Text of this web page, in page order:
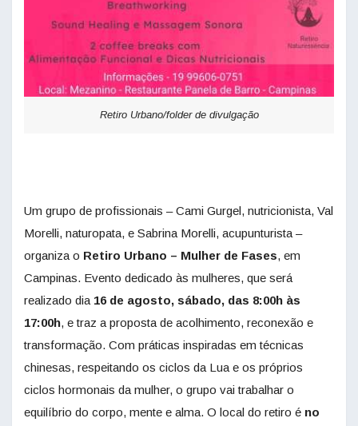
Retiro Urbano/folder de divulgação
Um grupo de profissionais – Cami Gurgel, nutricionista, Val
Morelli, naturopata, e Sabrina Morelli, acupunturista –
organiza o Retiro Urbano – Mulher de Fases, em
Campinas. Evento dedicado às mulheres, que será
realizado dia 16 de agosto, sábado, das 8:00h às
17:00h, e traz a proposta de acolhimento, reconexão e
transformação. Com práticas inspiradas em técnicas
chinesas, respeitando os ciclos da Lua e os próprios
ciclos hormonais da mulher, o grupo vai trabalhar o
equilíbrio do corpo, mente e alma. O local do retiro é no